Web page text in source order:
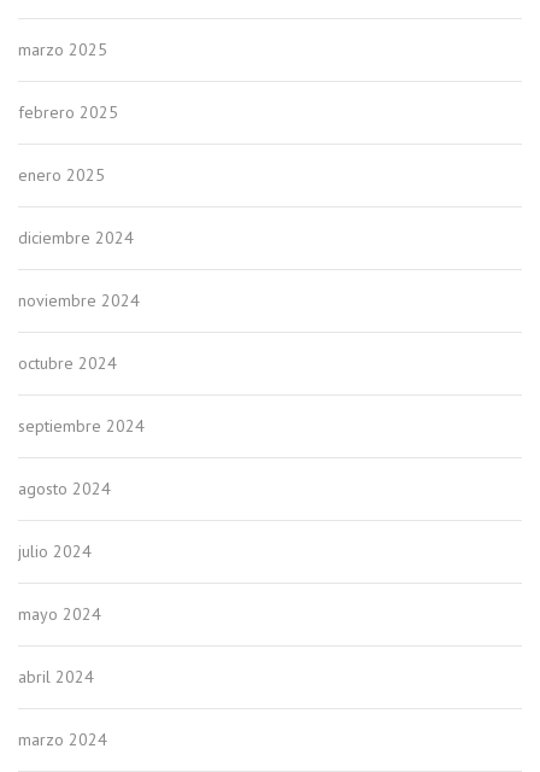
marzo 2025
febrero 2025
enero 2025
diciembre 2024
noviembre 2024
octubre 2024
septiembre 2024
agosto 2024
julio 2024
mayo 2024
abril 2024
marzo 2024